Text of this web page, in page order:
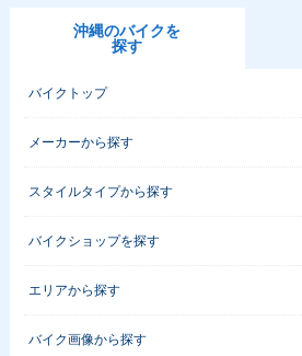
沖縄のバイクを
探す
バイクトップ
メーカーから探す
スタイルタイプから探す
バイクショップを探す
エリアから探す
バイク画像から探す